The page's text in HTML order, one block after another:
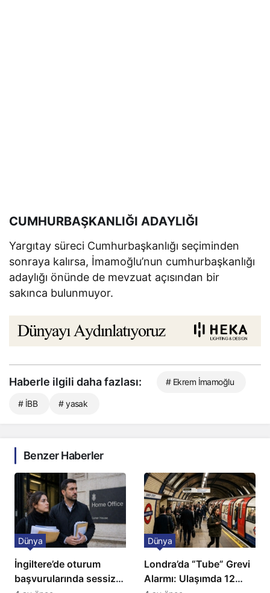
CUMHURBAŞKANLIĞI ADAYLIĞI
Yargıtay süreci Cumhurbaşkanlığı seçiminden
sonraya kalırsa, İmamoğlu’nun cumhurbaşkanlığı
adaylığı önünde de mevzuat açısından bir
sakınca bulunmuyor.
Haberle ilgili daha fazlası: # Ekrem İmamoğlu
# İBB # yasak
Benzer Haberler
İngiltere’de oturum
başvurularında sessiz
Dünya
Londra’da “Tube” Grevi
Alarmı: Ulaşımda 12
Dünya